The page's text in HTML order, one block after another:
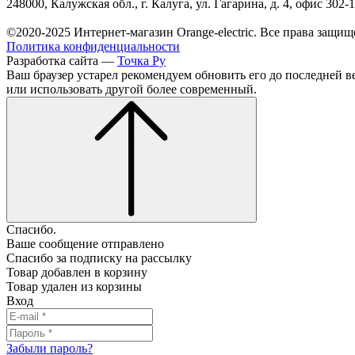
248000, Калужская обл., г. Калуга, ул. Гагарина, д. 4, офис 302-
©2020-2025 Интернет-магазин Orange-electric. Все права
Политика конфиденциальности
Разработка сайта — Точка Ру
Ваш браузер устарел рекомендуем обновить его до последней
или использовать другой более современный.
Спасибо.
Ваше сообщение отправлено
Спасибо за подписку на рассылку
Товар добавлен в корзину
Товар удален из корзины
Вход
Забыли пароль?